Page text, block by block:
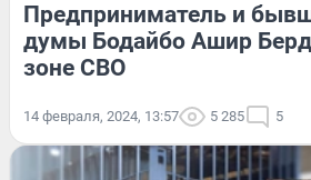
Предприниматель и
думы Бодайбо Ашир
зоне СВО
14 февраля, 2024, 13:57 5 285 5